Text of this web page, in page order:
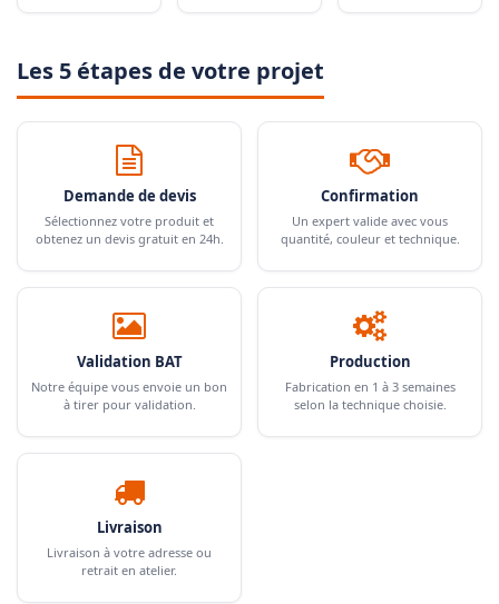
Les 5 étapes de votre projet
Demande de devis
Sélectionnez votre produit et
obtenez un devis gratuit en 24h.
Confirmation
Un expert valide avec vous
quantité, couleur et technique.
Validation BAT
Notre équipe vous envoie un bon
à tirer pour validation.
Production
Fabrication en 1 à 3 semaines
selon la technique choisie.
Livraison
Livraison à votre adresse ou
retrait en atelier.